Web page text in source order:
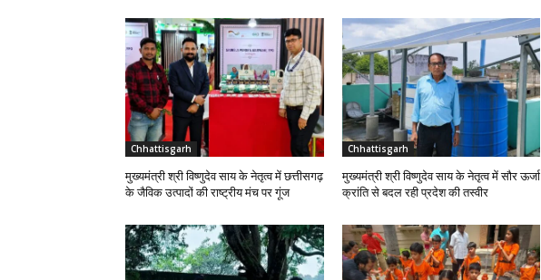
Chhattisgarh
मुख्यमंत्री श्री विष्णुदेव साय के नेतृत्व में छत्तीसगढ़
के जैविक उत्पादों की राष्ट्रीय मंच पर गूंज
Chhattisgarh
मुख्यमंत्री श्री विष्णुदेव साय के नेतृत्व में सौर ऊर्जा
क्रांति से बदल रही प्रदेश की तस्वीर